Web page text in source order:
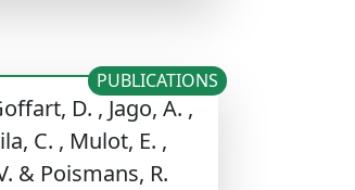
D. , Jago, A. ,
C. , Mulot, E. ,
& Poismans, R.
PUBLICATIONS